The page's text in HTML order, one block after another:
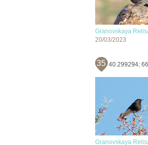
Granovskaya
20/03/2023
35 40.299294;
Granovskaya